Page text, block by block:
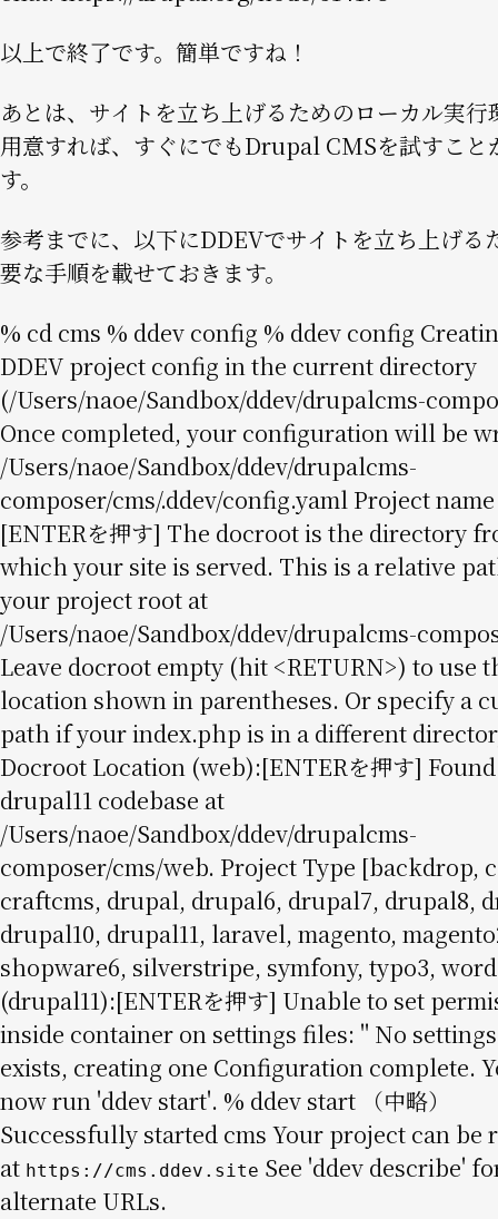
以上で終了です。簡単ですね！
あとは、サイトを立ち上げるためのローカル実行
用意すれば、すぐにでもDrupal CMSを試すこと
す。
参考までに、以下にDDEVでサイトを立ち上げる
要な手順を載せておきます。
% cd cms % ddev config % ddev config
DDEV project config in the current directory
(/Users/naoe/Sandbox/ddev/drupalcms-
Once completed, your configuration will be
/Users/naoe/Sandbox/ddev/drupalcms-
composer/cms/.ddev/config.yaml Project
[ENTERを押す] The docroot is the directory
which your site is served. This is a relative
your project root at
/Users/naoe/Sandbox/ddev/drupalcms-
Leave docroot empty (hit <RETURN>) to use
location shown in parentheses. Or specify a
path if your index.php is in a different
Docroot Location (web):[ENTERを押す]
drupal11 codebase at
/Users/naoe/Sandbox/ddev/drupalcms-
composer/cms/web. Project Type [backdrop,
craftcms, drupal, drupal6, drupal7, drupal8,
drupal10, drupal11, laravel, magento,
shopware6, silverstripe, symfony, typo3,
(drupal11):[ENTERを押す] Unable to set
inside container on settings files: '' No
exists, creating one Configuration complete.
now run 'ddev start'. % ddev start （中略）
Successfully started cms Your project can be
at https://cms.ddev.site See 'ddev describe'
alternate URLs.